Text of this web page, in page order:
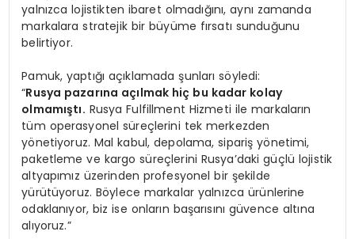
yalnızca lojistikten ibaret olmadığını, aynı zamanda
markalara stratejik bir büyüme fırsatı sunduğunu
belirtiyor.
Pamuk, yaptığı açıklamada şunları söyledi:
“Rusya pazarına açılmak hiç bu kadar kolay
olmamıştı. Rusya Fulfillment Hizmeti ile markaların
tüm operasyonel süreçlerini tek merkezden
yönetiyoruz. Mal kabul, depolama, sipariş yönetimi,
paketleme ve kargo süreçlerini Rusya’daki güçlü lojistik
altyapımız üzerinden profesyonel bir şekilde
yürütüyoruz. Böylece markalar yalnızca ürünlerine
odaklanıyor, biz ise onların başarısını güvence altına
alıyoruz.”